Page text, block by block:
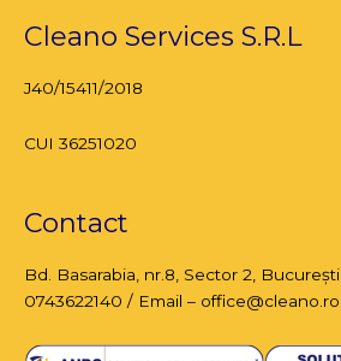
Cleano Services S.R.L
J40/15411/2018
CUI 36251020
Contact
Bd. Basarabia, nr.8, Sector 2, București
0743622140 / Email – office@cleano.ro